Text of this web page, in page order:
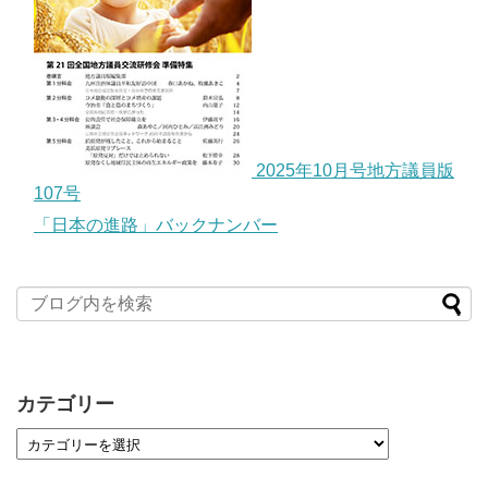
2025年10月号地方議員版
107号
「日本の進路」バックナンバー
カテゴリー